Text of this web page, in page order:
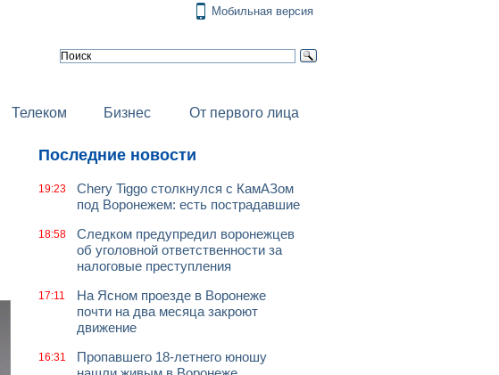
Мобильная версия
Телеком Бизнес От первого лица
Последние новости
19:23
Chery Tiggo столкнулся с КамАЗом
под Воронежем: есть пострадавшие
18:58
Следком предупредил воронежцев
об уголовной ответственности за
налоговые преступления
17:11
На Ясном проезде в Воронеже
почти на два месяца закроют
движение
16:31
Пропавшего 18-летнего юношу